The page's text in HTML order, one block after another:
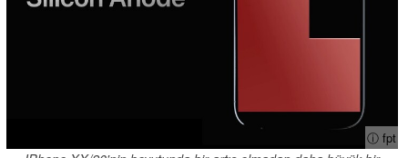
ⓘ fpt